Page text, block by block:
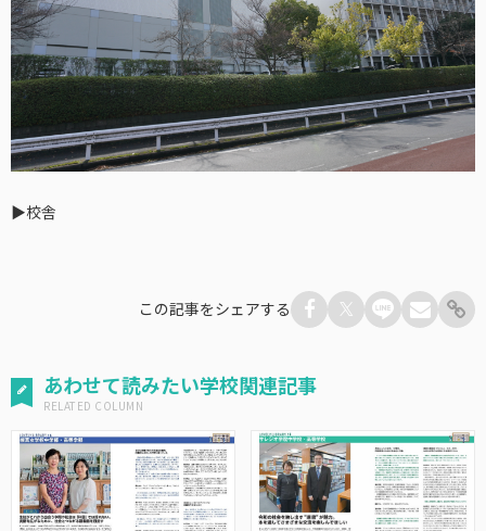
▶︎校舎
この記事をシェアする
あわせて読みたい学校関連記事